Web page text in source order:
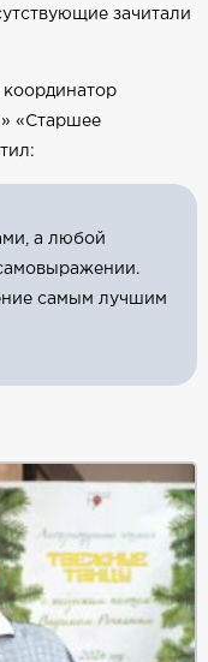
зачитали
«Старшее
а любой
самым лучшим